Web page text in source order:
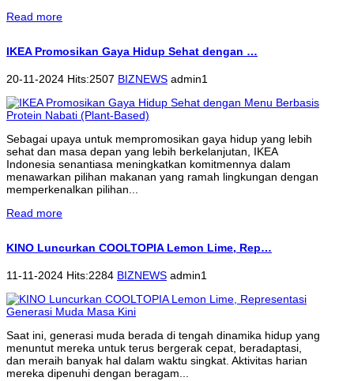
Read more
IKEA Promosikan Gaya Hidup Sehat dengan …
20-11-2024 Hits:2507 BIZNEWS admin1
Sebagai upaya untuk mempromosikan gaya hidup yang lebih
sehat dan masa depan yang lebih berkelanjutan, IKEA
Indonesia senantiasa meningkatkan komitmennya dalam
menawarkan pilihan makanan yang ramah lingkungan dengan
memperkenalkan pilihan...
Read more
KINO Luncurkan COOLTOPIA Lemon Lime, Rep…
11-11-2024 Hits:2284 BIZNEWS admin1
Saat ini, generasi muda berada di tengah dinamika hidup yang
menuntut mereka untuk terus bergerak cepat, beradaptasi,
dan meraih banyak hal dalam waktu singkat. Aktivitas harian
mereka dipenuhi dengan beragam...